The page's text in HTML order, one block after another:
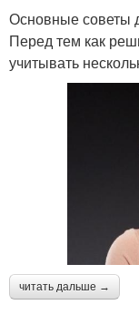
Основные советы
Перед тем как
учитывать
читать дальше →